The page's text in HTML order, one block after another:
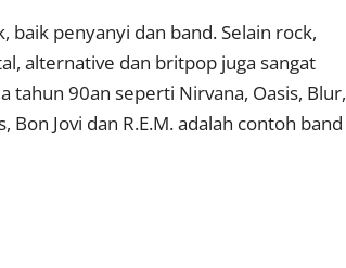
penyanyi dan band. Selain rock,
alternative dan britpop juga sangat
tahun 90an seperti Nirvana, Oasis, Blur,
Jovi dan R.E.M. adalah contoh band